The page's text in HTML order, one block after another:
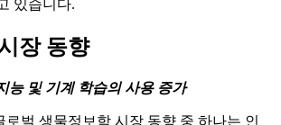
있습니다.
장 동향
능 및 기계 학습의 사용 증가
로벌 생물정보학 시장 동향 중 하나는 인